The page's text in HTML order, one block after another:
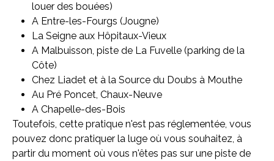
louer des bouées)
A Entre-les-Fourgs (Jougne)
La Seigne aux Hôpitaux-Vieux
A Malbuisson, piste de La Fuvelle (parking de la
Côte)
Chez Liadet et à la Source du Doubs à Mouthe
Au Pré Poncet, Chaux-Neuve
A Chapelle-des-Bois
Toutefois, cette pratique n'est pas réglementée, vous
pouvez donc pratiquer la luge où vous souhaitez, à
partir du moment où vous n'êtes pas sur une piste de